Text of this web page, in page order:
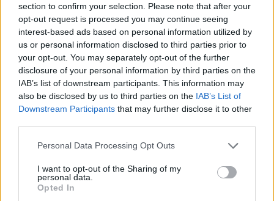
section to confirm your selection. Please note that after your
opt-out request is processed you may continue seeing
interest-based ads based on personal information utilized by
us or personal information disclosed to third parties prior to
your opt-out. You may separately opt-out of the further
disclosure of your personal information by third parties on the
IAB’s list of downstream participants. This information may
also be disclosed by us to third parties on the IAB’s List of
Downstream Participants that may further disclose it to other
Please note that this website/app uses one or more Google
not limited to your visit or usage behaviour. You may click to
grant or deny consent to Google and its third-party tags to
use your data for below specified purposes in below Google
Personal Data Processing Opt Outs
I want to opt-out of the Sharing of my
personal data.
Opted In
18+ JÖHET MÉG? TESSÉK: A TOP 10 KORHATÁROS
VIDEÓ 2014-BŐL ITT!
Az előadó videóiban mindig az internet-kultúra
sötétebb bugyraiból merít, aCraig Murrayáltal
jegyzett Buck-Toothed Particle Smashers ráadásul
még bír némi horror-ízzel is, hiába fordítanánk el
legszívesebben a tekintetünket az emberi test
különböző funkcióit és szerveit "bemutató" klipről,
Epilepsziás rohamokra hajlamosak tartsák magukat
a lehető legtávolabb tőle.